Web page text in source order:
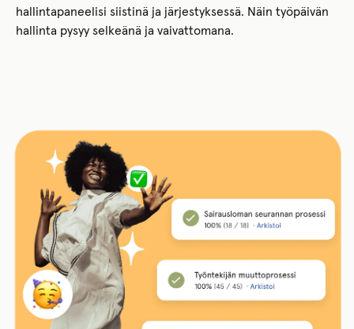
hallintapaneelisi siistinä ja järjestyksessä. Näin työpäivän
hallinta pysyy selkeänä ja vaivattomana.